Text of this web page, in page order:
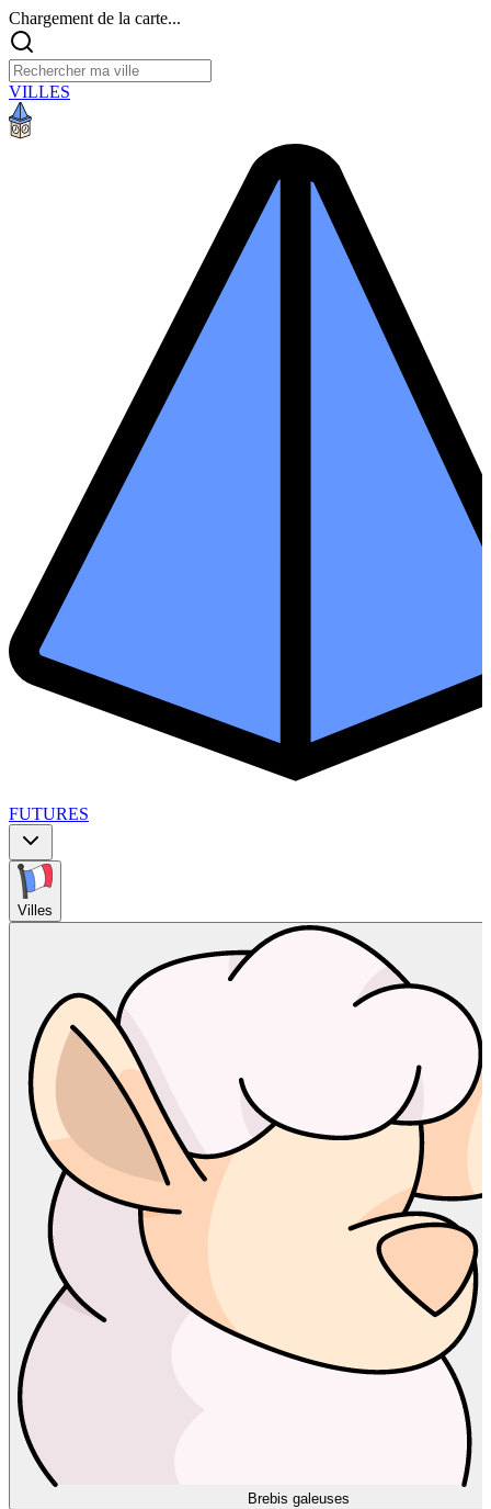
Chargement de la carte...
VILLES
FUTURES
Villes
Brebis galeuses